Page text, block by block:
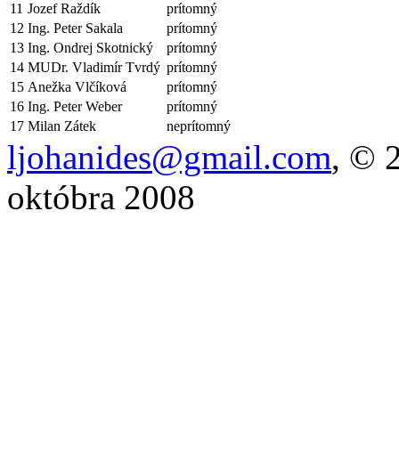
11 Jozef Raždík
prítomný
12 Ing. Peter Sakala
prítomný
13 Ing. Ondrej Skotnický
prítomný
14 MUDr. Vladimír Tvrdý prítomný
15 Anežka Vlčíková
prítomný
16 Ing. Peter Weber
prítomný
17 Milan Zátek neprítomný
ljohanides@gmail.com, ©
októbra 2008